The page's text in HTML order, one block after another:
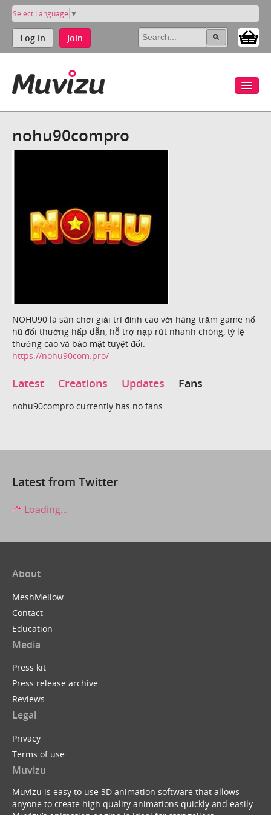
Select Language ▼
Log in Join
nohu90compro
NOHU90 là sân chơi giải trí đỉnh cao với hàng trăm game nổ
hũ đổi thưởng hấp dẫn, hỗ trợ nạp rút nhanh chóng, tỷ lệ
thưởng cao và bảo mật tuyệt đối.
https://nohu90com.pro/
Latest Creations Updates Fans
nohu90compro currently has no fans.
Latest from Twitter
Loading...
About
MeshMellow
Contact
Education
Media
Press kit
Press release archive
Reviews
Legal
Privacy
Terms of use
Muvizu
Muvizu is easy to use 3D animation software that allows
anyone to create high quality animations quickly and easily.